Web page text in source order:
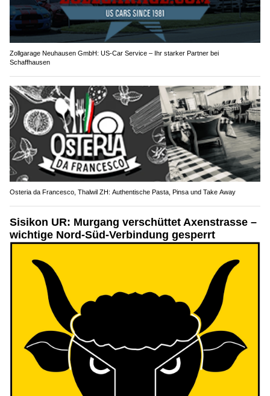
Zollgarage Neuhausen GmbH: US-Car Service – Ihr starker Partner bei
Schaffhausen
Osteria da Francesco, Thalwil ZH: Authentische Pasta, Pinsa und Take Away
Sisikon UR: Murgang verschüttet Axenstrasse –
wichtige Nord-Süd-Verbindung gesperrt